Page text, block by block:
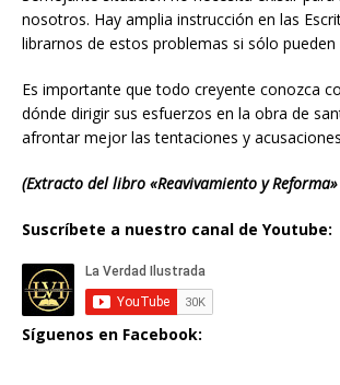
nosotros. Hay amplia instrucción en las
librarnos de estos problemas si sólo pueden
Es importante que todo creyente conozca
dónde dirigir sus esfuerzos en la obra de
afrontar mejor las tentaciones y
(Extracto del libro «Reavivamiento y
Suscríbete a nuestro canal de Youtube:
Síguenos en Facebook: